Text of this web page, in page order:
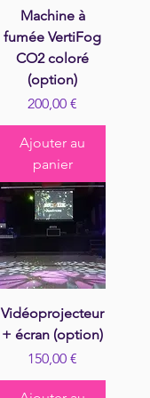
Machine à
fumée VertiFog
CO2 coloré
(option)
Prix
200,00 €
Ajouter au
panier
Vidéoprojecteur
+ écran (option)
Prix
150,00 €